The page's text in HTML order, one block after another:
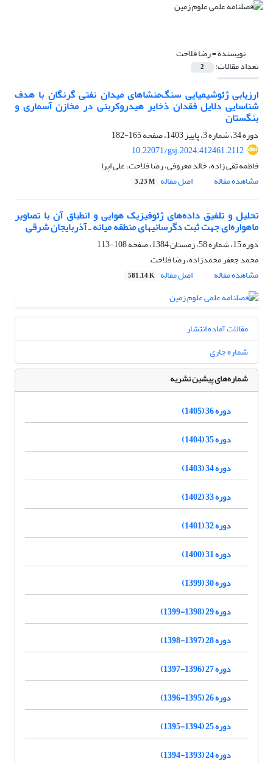
نویسنده =رضا فلاحت
تعداد مقالات: 2
ارزیابی ژئوشیمیایی سنگ‌منشاهای میدان نفتی گرنگان با هدف
شناسایی دلایل فقدان ذخایر هیدروکربنی در مخازن آسماری و
بنگستان
دوره 34، شماره 3، پاییز 1403، صفحه
165-182
10.22071/gsj.2024.412461.2112
فاطمه تقی زاده، خالد معروفی، رضا فلاحت، علی اپرا
مشاهده مقاله
اصل مقاله 3.23 M
تحلیل و تلفیق داده‌های ژئوفیزیک هوایی و انطباق آن با تصاویر
ماهواره‌ای جهت ثبت دگرسانیهای منطقه میانه ـ آذربایجان شرقی
دوره 15، شماره 58، زمستان 1384، صفحه
108-113
محمد جعفر محمدزاده، رضا فلاحت
مشاهده مقاله
اصل مقاله 581.14 K
مقالات آماده انتشار
شماره جاری
شماره‌های پیشین نشریه
دوره 36 (1405)
دوره 35 (1404)
دوره 34 (1403)
دوره 33 (1402)
دوره 32 (1401)
دوره 31 (1400)
دوره 30 (1399)
دوره 29 (1398-1399)
دوره 28 (1397-1398)
دوره 27 (1396-1397)
دوره 26 (1395-1396)
دوره 25 (1394-1395)
دوره 24 (1393-1394)